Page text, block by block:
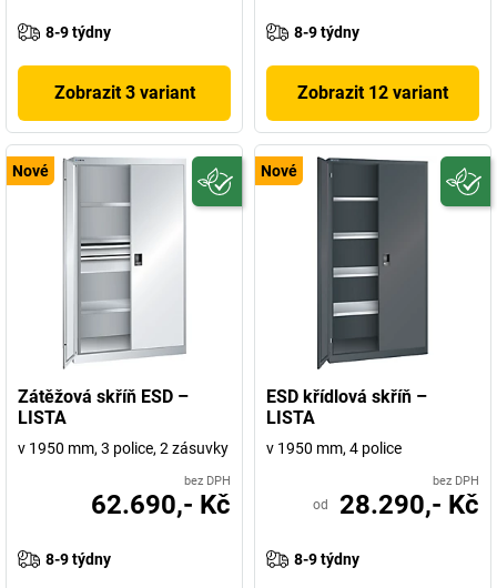
8-9 týdny
Zobrazit 3 variant
8-9 týdny
Zobrazit 12 variant
Nové
Zátěžová skříň ESD –
LISTA
v 1950 mm, 3 police, 2 zásuvky
bez DPH
62.690,- Kč
8-9 týdny
Nové
ESD křídlová skříň –
LISTA
v 1950 mm, 4 police
bez DPH
od 28.290,- Kč
8-9 týdny